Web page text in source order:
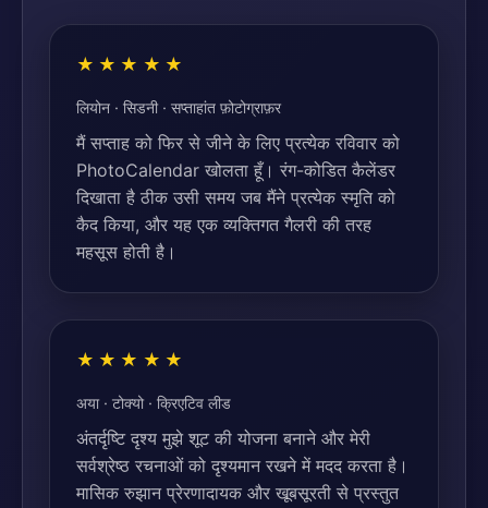
★★★★★
लियोन · सिडनी · सप्ताहांत फ़ोटोग्राफ़र
मैं सप्ताह को फिर से जीने के लिए प्रत्येक रविवार को
PhotoCalendar खोलता हूँ। रंग-कोडित कैलेंडर
दिखाता है ठीक उसी समय जब मैंने प्रत्येक स्मृति को
कैद किया, और यह एक व्यक्तिगत गैलरी की तरह
महसूस होती है।
★★★★★
अया · टोक्यो · क्रिएटिव लीड
अंतर्दृष्टि दृश्य मुझे शूट की योजना बनाने और मेरी
सर्वश्रेष्ठ रचनाओं को दृश्यमान रखने में मदद करता है।
मासिक रुझान प्रेरणादायक और खूबसूरती से प्रस्तुत